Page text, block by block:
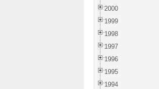
2000
1999
1998
1997
1996
1995
1994